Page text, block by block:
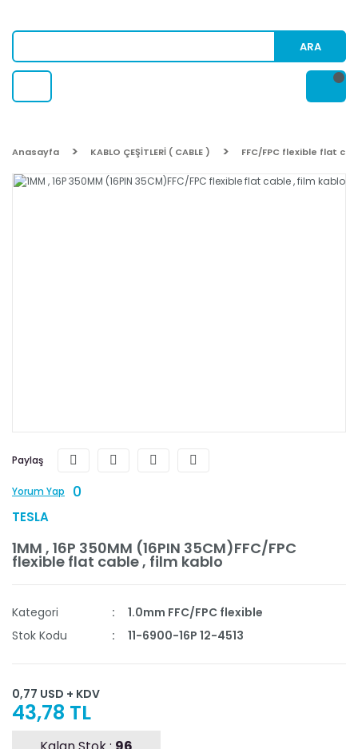
ARA
Anasayfa KABLO ÇEŞİTLERİ ( CABLE ) FFC/FPC flexible flat
Paylaş
Yorum Yap 0
TESLA
1MM , 16P 350MM (16PIN 35CM)FFC/FPC
flexible flat cable , film kablo
Kategori
1.0mm FFC/FPC flexible
Stok Kodu
11-6900-16P 12-4513
0,77 USD + KDV
43,78 TL